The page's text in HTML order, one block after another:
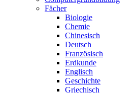
Fächer
Biologie
Chemie
Chinesisch
Deutsch
Französisch
Erdkunde
Englisch
Geschichte
Griechisch